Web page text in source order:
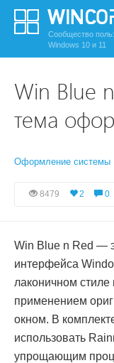
Сообщество
Windows 10 и 11
Win Blue
тема
Оформление системы
8479 2 0
Win Blue n Red —
интерфейса
лаконичном стиле
применением
окном. В
использовать
упрощающим